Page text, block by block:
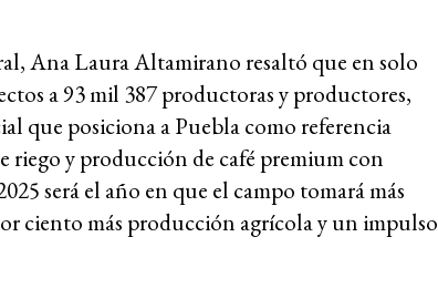
Ana Laura Altamirano resaltó que en solo
a 93 mil 387 productoras y productores,
que posiciona a Puebla como referencia
riego y producción de café premium con
será el año en que el campo tomará más
ciento más producción agrícola y un impulso